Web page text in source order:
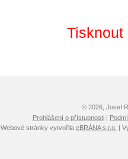
Tisknout
© 2026, Josef
Prohlášení o přístupnosti|
Webové stránky vytvořila eBRÁNA s.r.o. |